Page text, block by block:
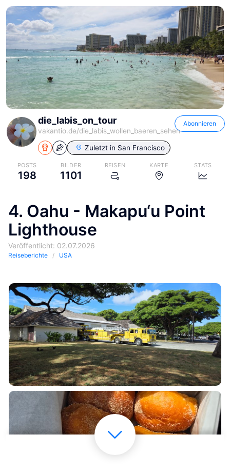
die_labis_on_tour
vakantio.de/die_labis_wollen_baeren_sehen
Abonnieren
Zuletzt in San Francisco
POSTS
198
BILDER
1101
REISEN KARTE STATS
4. Oahu - Makapu‘u Point
Lighthouse
Veröffentlicht: 02.07.2026
Reiseberichte USA